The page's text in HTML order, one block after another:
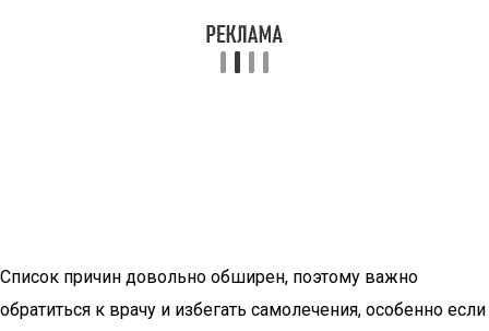
Список причин довольно обширен, поэтому важно
обратиться к врачу и избегать самолечения, особенно если